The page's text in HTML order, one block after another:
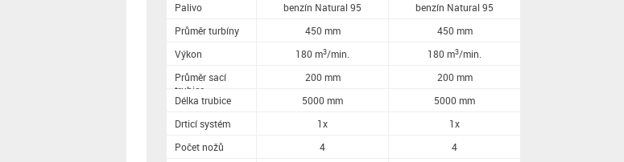
Palivo
Průměr turbíny
Výkon
Průměr sací
trubice
Délka trubice
Drticí systém
Počet nožů
benzín Natural 95
benzín Natural 95
450 mm
450 mm
180 m3/min. 180 m3/min.
200 mm
200 mm
5000 mm
5000 mm
1x
1x
4
4